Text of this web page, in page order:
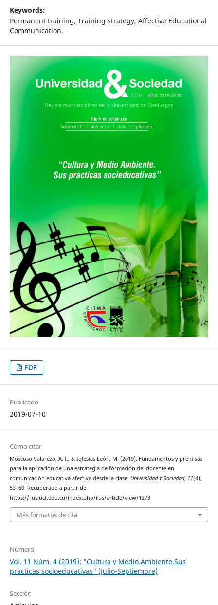
Keywords:
Permanent training, Training strategy, Affective Educational
Communication.
PDF
Publicado
2019-07-10
Cómo citar
Moscoso Valarezo, A. I., & Iglesias León, M. (2019). Fundamentos y premisas
para la aplicación de una estrategia de formación del docente en
comunicación educativa afectiva desde la clase. Universidad Y Sociedad, 11(4),
53–60. Recuperado a partir de
https://rus.ucf.edu.cu/index.php/rus/article/view/1273
Más formatos de cita
Número
Vol. 11 Núm. 4 (2019): "Cultura y Medio Ambiente.Sus
prácticas socioeducativas" (Julio-Septiembre)
Sección